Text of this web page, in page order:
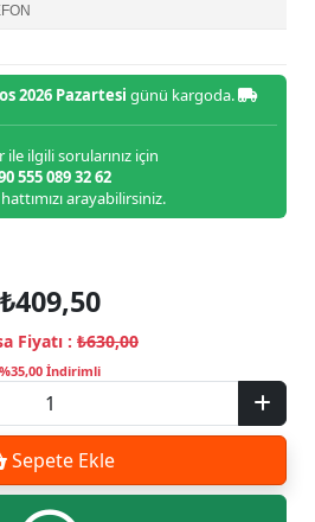
2026 Pazartesi günü kargoda.
ile ilgili sorularınız için
555 089 32 62
arayabilirsiniz.
₺409,50
Fiyatı : ₺630,00
%35,00 İndirimli
Sepete Ekle